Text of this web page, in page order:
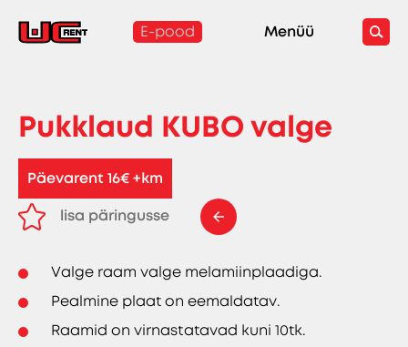
E-pood Menüü
Pukklaud KUBO valge
Päevarent 16€ +km
lisa päringusse
Valge raam valge melamiinplaadiga.
Pealmine plaat on eemaldatav.
Raamid on virnastatavad kuni 10tk.